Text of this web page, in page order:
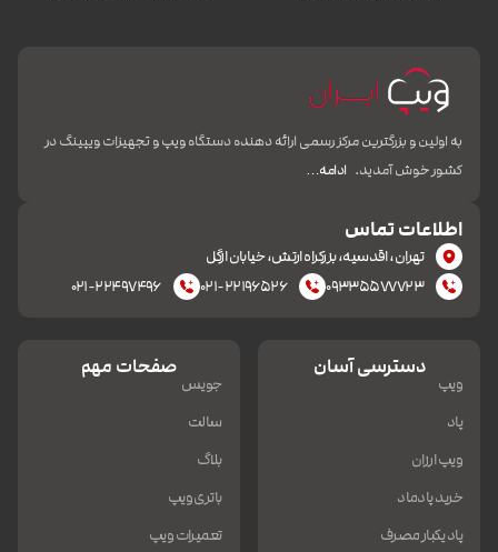
به اولین و بزرگترین مرکز رسمی ارائه دهنده دستگاه ویپ و تجهیزات ویپینگ در
کشور خوش آمدید. ادامه…
اطلاعات تماس
تهران، اقدسیه، بزرکراه ارتش، خیابان ازگل
۰۹۳۳۵۵۷۷۷۲۳
۰۲۱-۲۲۱۹۶۵۲۶ ۰۲۱-۲۲۴۹۷۴۹۶
دسترسی آسان
ویپ
پاد
ویپ ارزان
خرید پادماد
پاد یکبار مصرف
صفحات مهم
جویس
سالت
بلاگ
باتری ویپ
تعمیرات ویپ